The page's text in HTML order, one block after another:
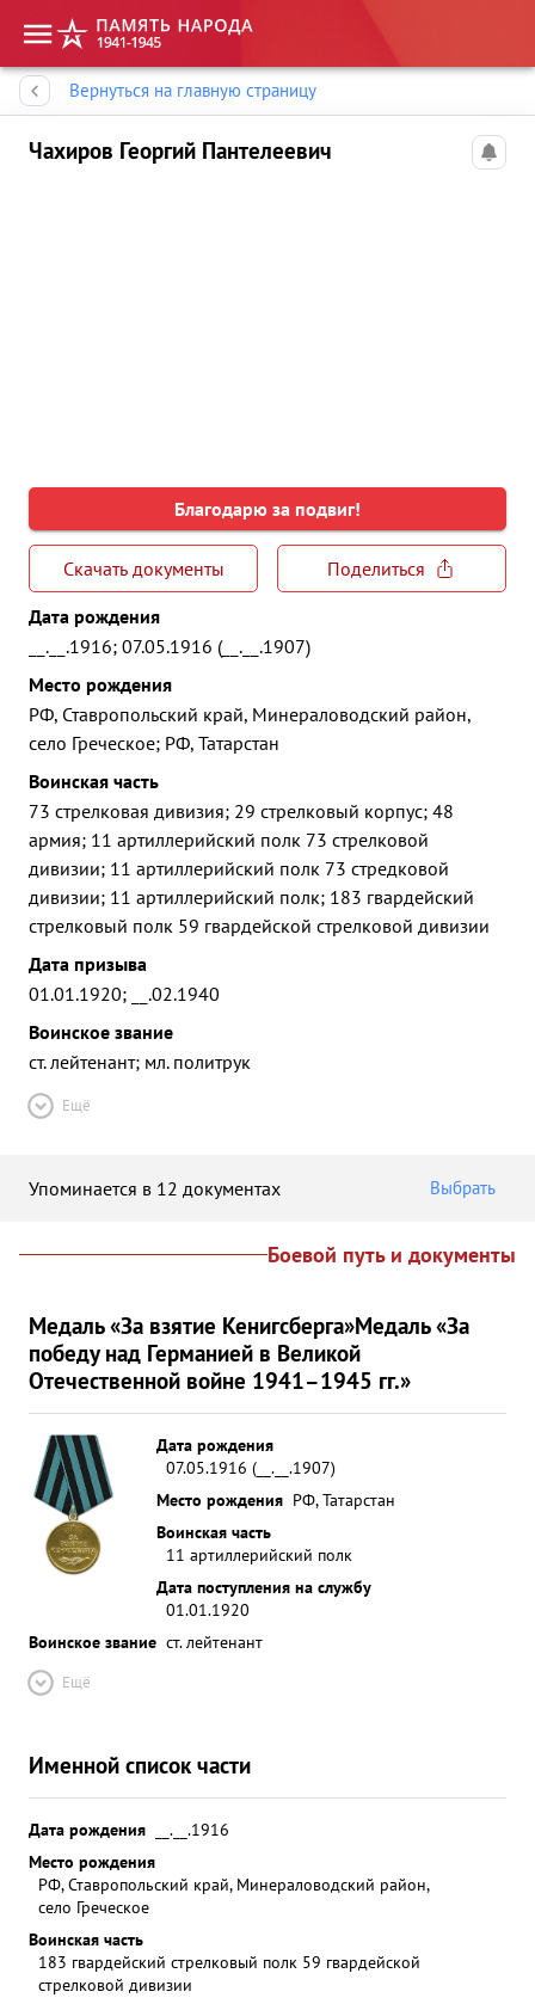
Вернуться на главную страницу
Чахиров Георгий Пантелеевич
Благодарю за подвиг!
Скачать документы
Поделиться
Дата рождения
__.__.1916; 07.05.1916 (__.__.1907)
Место рождения
РФ, Ставропольский край, Минераловодский район,
село Греческое; РФ, Татарстан
Воинская часть
73 стрелковая дивизия; 29 стрелковый корпус; 48
армия; 11 артиллерийский полк 73 стрелковой
дивизии; 11 артиллерийский полк 73 стредковой
дивизии; 11 артиллерийский полк; 183 гвардейский
стрелковый полк 59 гвардейской стрелковой дивизии
Дата призыва
01.01.1920; __.02.1940
Воинское звание
ст. лейтенант; мл. политрук
Ещё
Упоминается в 12 документах Выбрать
Боевой путь и документы
Медаль «За взятие Кенигсберга»Медаль «За
победу над Германией в Великой
Отечественной войне 1941–1945 гг.»
Дата рождения
07.05.1916 (__.__.1907)
Место рождения РФ, Татарстан
Воинская часть
11 артиллерийский полк
Дата поступления на службу
01.01.1920
Воинское звание ст. лейтенант
Ещё
Именной список части
Дата рождения
__.__.1916
Место рождения
РФ, Ставропольский край, Минераловодский район,
село Греческое
Воинская часть
183 гвардейский стрелковый полк 59 гвардейской
стрелковой дивизии
Память народа